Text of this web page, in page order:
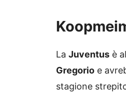
La Juventus è
Gregorio e
stagione